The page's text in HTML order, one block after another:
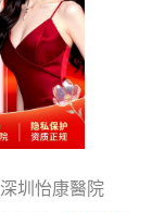
深圳怡康醫院